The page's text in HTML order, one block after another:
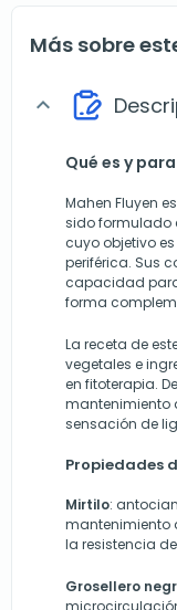
Más sobre
expand_more
Qué es y
Mahen Fluyen
sido formulado
cuyo objetivo
periférica. Sus
capacidad
forma
La receta de
vegetales e
en fitoterapia.
mantenimiento
sensación de
Propiedades
Mirtilo:
mantenimiento
la resistencia
Grosellero